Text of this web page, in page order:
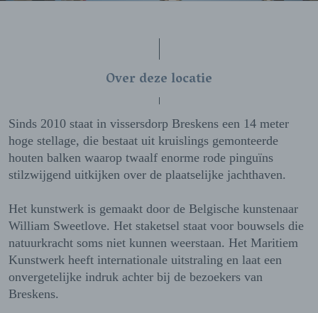
Over deze locatie
Sinds 2010 staat in vissersdorp Breskens een 14 meter
hoge stellage, die bestaat uit kruislings gemonteerde
houten balken waarop twaalf enorme rode pinguïns
stilzwijgend uitkijken over de plaatselijke jachthaven.
Het kunstwerk is gemaakt door de Belgische kunstenaar
William Sweetlove. Het staketsel staat voor bouwsels die
natuurkracht soms niet kunnen weerstaan. Het Maritiem
Kunstwerk heeft internationale uitstraling en laat een
onvergetelijke indruk achter bij de bezoekers van
Breskens.